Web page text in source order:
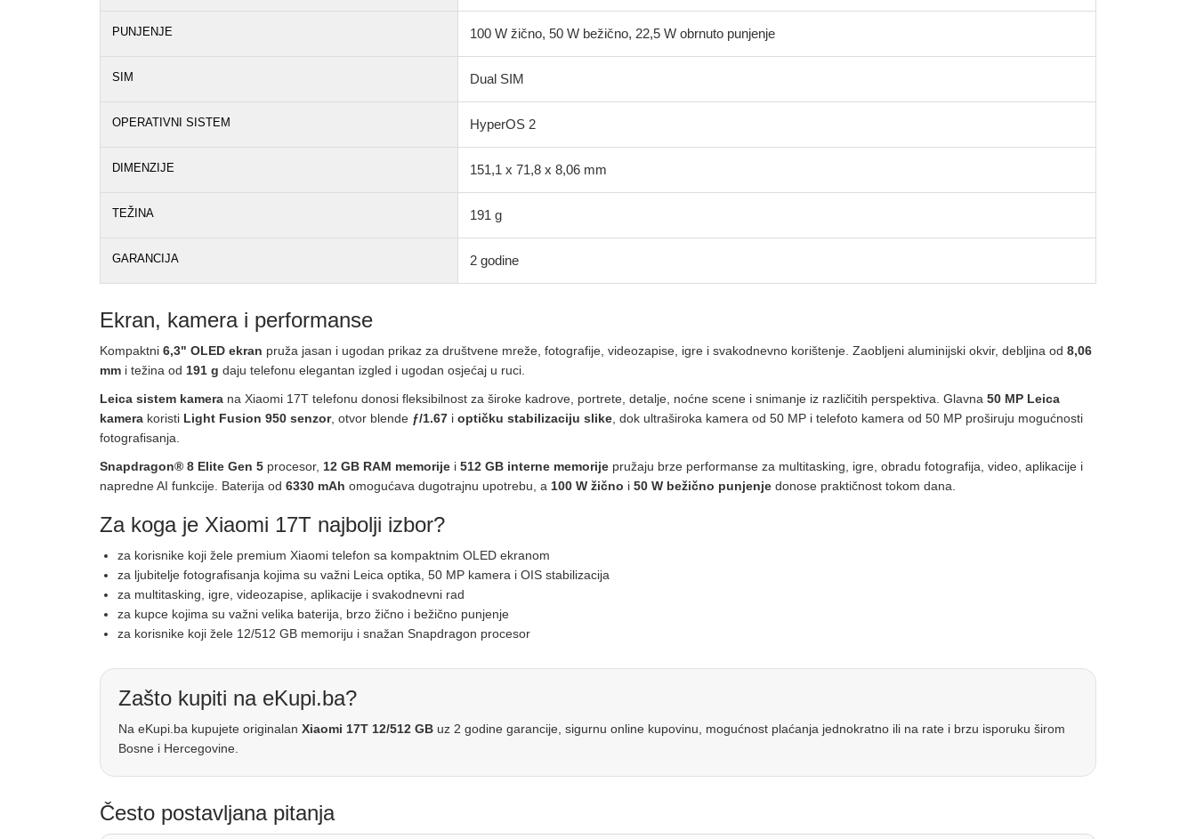
PUNJENJE 100 W žično, 50 W bežično, 22,5 W obrnuto punjenje
SIM Dual SIM
OPERATIVNI SISTEM HyperOS 2
DIMENZIJE 151,1 x 71,8 x 8,06 mm
TEŽINA 191 g
GARANCIJA 2 godine
Ekran, kamera i performanse
Kompaktni 6,3" OLED ekran pruža jasan i ugodan prikaz za društvene mreže, fotografije, videozapise, igre i svakodnevno korištenje. Zaobljeni aluminijski okvir, debljina od 8,06
mm i težina od 191 g daju telefonu elegantan izgled i ugodan osjećaj u ruci.
Leica sistem kamera na Xiaomi 17T telefonu donosi fleksibilnost za široke kadrove, portrete, detalje, noćne scene i snimanje iz različitih perspektiva. Glavna 50 MP Leica
kamera koristi Light Fusion 950 senzor, otvor blende ƒ/1.67 i optičku stabilizaciju slike , dok ultraširoka kamera od 50 MP i telefoto kamera od 50 MP proširuju mogućnosti
fotografisanja.
Snapdragon® 8 Elite Gen 5 procesor, 12 GB RAM memorije i 512 GB interne memorije pružaju brze performanse za multitasking, igre, obradu fotografija, video, aplikacije i
napredne AI funkcije. Baterija od 6330 mAh omogućava dugotrajnu upotrebu, a 100 W žično i 50 W bežično punjenje donose praktičnost tokom dana.
Za koga je Xiaomi 17T najbolji izbor?
za korisnike koji žele premium Xiaomi telefon sa kompaktnim OLED ekranom
za ljubitelje fotografisanja kojima su važni Leica optika, 50 MP kamera i OIS stabilizacija
za multitasking, igre, videozapise, aplikacije i svakodnevni rad
za kupce kojima su važni velika baterija, brzo žično i bežično punjenje
za korisnike koji žele 12/512 GB memoriju i snažan Snapdragon procesor
Zašto kupiti na eKupi.ba?
Na eKupi.ba kupujete originalan Xiaomi 17T 12/512 GB uz 2 godine garancije, sigurnu online kupovinu, mogućnost plaćanja jednokratno ili na rate i brzu isporuku širom
Bosne i Hercegovine.
Često postavljana pitanja